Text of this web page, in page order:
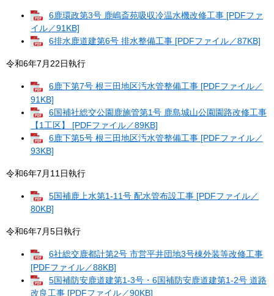
6鹿環政第3号 鹿嶋斎苑吸収冷温水機改修工事 [PDFファ
イル／91KB]
6排水鹿道建第6号 排水整備工事 [PDFファイル／87KB]
令和6年7月22日執行
6鹿下第7号 根三田地区汚水管整備工事 [PDFファイル／
91KB]
6国補社総交公園鹿施管第1号 鹿島城山公園園路改修工事
【1工区】 [PDFファイル／89KB]
6鹿下第5号 根三田地区汚水管整備工事 [PDFファイル／
93KB]
令和6年7月11日執行
5国補鹿上水第1-11号 配水管布設工事 [PDFファイル／
80KB]
令和6年7月5日執行
6社総交鹿都計第2号 市営平井団地3号棟外装等改修工事
[PDFファイル／88KB]
5国補防安鹿道建第1-3号・6国補防安鹿道建第1-2号 道路
改良工事 [PDFファイル／90KB]